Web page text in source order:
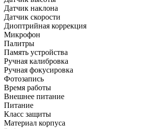
Датчик наклона
Датчик скорости
Диоптрийная коррекция
Микрофон
Палитры
Память устройства
Ручная калибровка
Ручная фокусировка
Фотозапись
Время работы
Внешнее питание
Питание
Класс защиты
Материал корпуса